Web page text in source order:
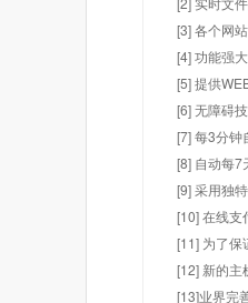
[3] 各个网
[4] 功能强
[5] 提供
[6] 无障碍
[7] 每3分钟
[8] 自动每7
[9] 采用独
[10] 在线支
[11] 为了保
[12] 新的主
[13]业界完